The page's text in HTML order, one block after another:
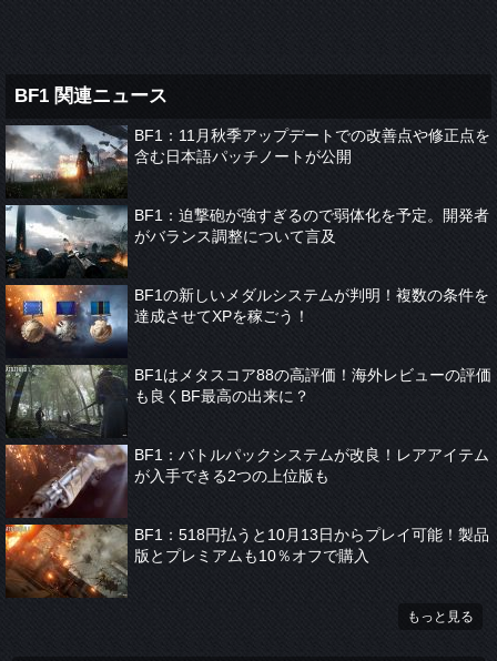
BF1 関連ニュース
BF1：11月秋季アップデートでの改善点や修正点を
含む日本語パッチノートが公開
BF1：迫撃砲が強すぎるので弱体化を予定。開発者
がバランス調整について言及
BF1の新しいメダルシステムが判明！複数の条件を
達成させてXPを稼ごう！
BF1はメタスコア88の高評価！海外レビューの評価
も良くBF最高の出来に？
BF1：バトルパックシステムが改良！レアアイテム
が入手できる2つの上位版も
BF1：518円払うと10月13日からプレイ可能！製品
版とプレミアムも10％オフで購入
もっと見る